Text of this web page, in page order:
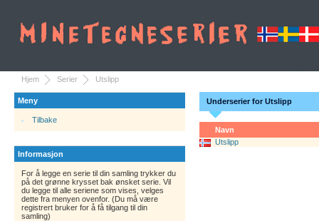
Hjem Serier Utslipp
Meny
Tilbake
Informasjon
For å legge en serie til din samling trykker du
på det grønne krysset bak ønsket serie. Vil
du legge til alle seriene som vises, velges
dette fra menyen ovenfor. (Du må være
registrert bruker for å få tilgang til din
samling)
Underserier for Utslipp
Navn
Utslipp